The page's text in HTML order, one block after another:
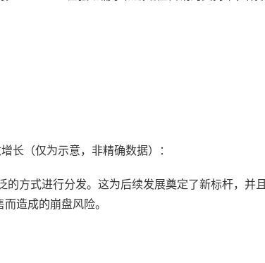
长（仅为示意，非精确数据）：
方式进行分发。这为后续发展奠定了新标杆，并
造成的崩盘风险。